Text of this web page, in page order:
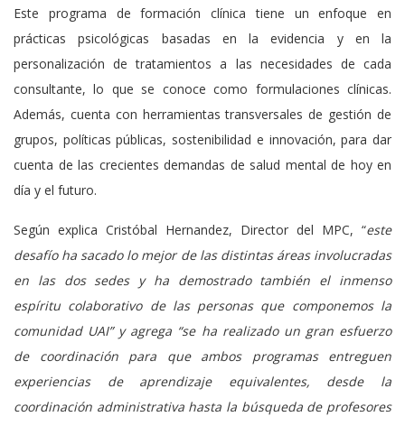
Este programa de formación clínica tiene un enfoque en
prácticas psicológicas basadas en la evidencia y en la
personalización de tratamientos a las necesidades de cada
consultante, lo que se conoce como formulaciones clínicas.
Además, cuenta con herramientas transversales de gestión de
grupos, políticas públicas, sostenibilidad e innovación, para dar
cuenta de las crecientes demandas de salud mental de hoy en
día y el futuro.
Según explica Cristóbal Hernandez, Director del MPC, “este
desafío ha sacado lo mejor de las distintas áreas involucradas
en las dos sedes y ha demostrado también el inmenso
espíritu colaborativo de las personas que componemos la
comunidad UAI” y agrega “se ha realizado un gran esfuerzo
de coordinación para que ambos programas entreguen
experiencias de aprendizaje equivalentes, desde la
coordinación administrativa hasta la búsqueda de profesores